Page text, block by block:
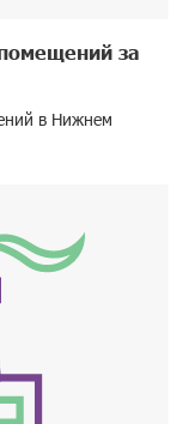
за
в Нижнем